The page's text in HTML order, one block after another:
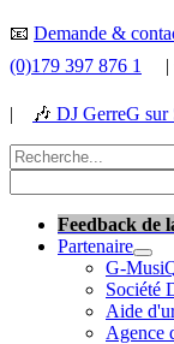
Aller
contenu
📧 Demande &
(0)179 397 876 1
|
| 🎶 DJ GerreG
Rechercher :
Feedback de
Partenaire
G-
Société
Aide
Agence